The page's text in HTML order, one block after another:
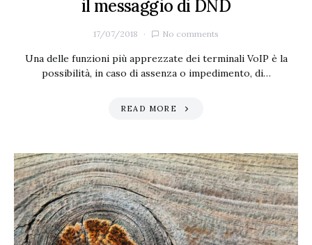
il messaggio di DND
17/07/2018 No comments
Una delle funzioni più apprezzate dei terminali VoIP è la
possibilità, in caso di assenza o impedimento, di…
READ MORE